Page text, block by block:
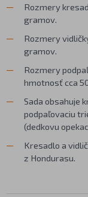
Rozmery
gramov.
Rozmery
gramov.
Rozmery
hmotnosť cca
Sada obsahuje
podpaľovaciu
(dedkovu
Kresadlo a
z Hondurasu.